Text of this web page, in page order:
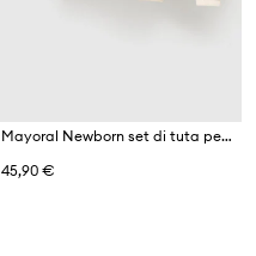
Mayoral Newborn set di tuta per neonati con cotone
45,90 €